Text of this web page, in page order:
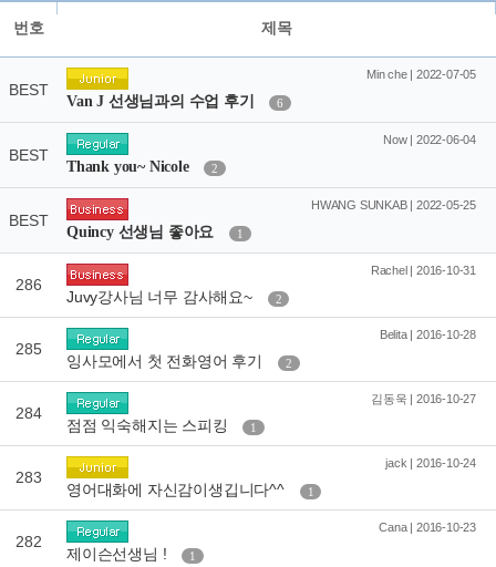
번호 제목
BEST
Min che | 2022-07-05
Van J 선생님과의 수업 후기 6
BEST
Now | 2022-06-04
Thank you~ Nicole 2
BEST
HWANG SUNKAB | 2022-05-25
Quincy 선생님 좋아요 1
286
Rachel | 2016-10-31
Juvy강사님 너무 감사해요~ 2
285
Belita | 2016-10-28
잉사모에서 첫 전화영어 후기 2
284
김동욱 | 2016-10-27
점점 익숙해지는 스피킹 1
283
jack | 2016-10-24
영어대화에 자신감이생깁니다^^ 1
282
Cana | 2016-10-23
제이슨선생님 ! 1